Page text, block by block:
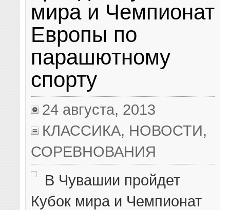
мира и Чемпионат
Европы по
парашютному
спорту
24 августа, 2013
КЛАССИКА, НОВОСТИ,
СОРЕВНОВАНИЯ
В Чувашии пройдет
Кубок мира и Чемпионат